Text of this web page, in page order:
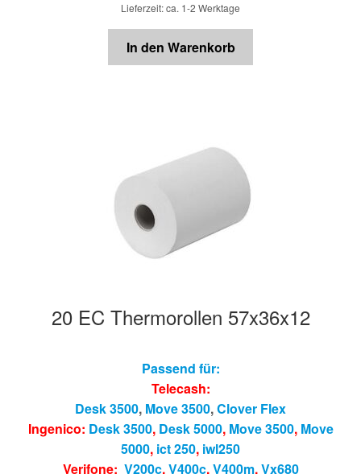
Lieferzeit: ca. 1-2 Werktage
In den Warenkorb
20 EC Thermorollen 57x36x12
Passend für:
Telecash:
Desk 3500, Move 3500,Clover Flex
Ingenico: Desk 3500, Desk 5000, Move 3500, Move
5000, ict 250, iwl250
Verifone: V200c,V400c,V400m,Vx680